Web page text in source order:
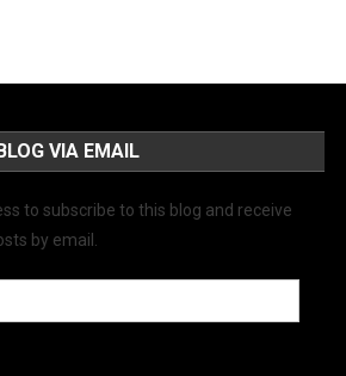
VIA EMAIL
to subscribe to this blog and receive
by email.